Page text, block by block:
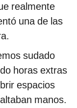
realmente
una de las
sudado
horas extras
espacios
manos.